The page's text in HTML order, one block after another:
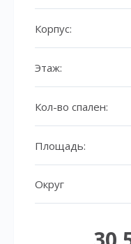
Корпус:
Этаж:
Кол-во спален:
Площадь:
Округ